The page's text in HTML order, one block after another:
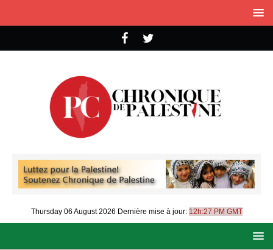
Thursday 06 August 2026 Dernière mise à jour: 12h:27 PM GMT